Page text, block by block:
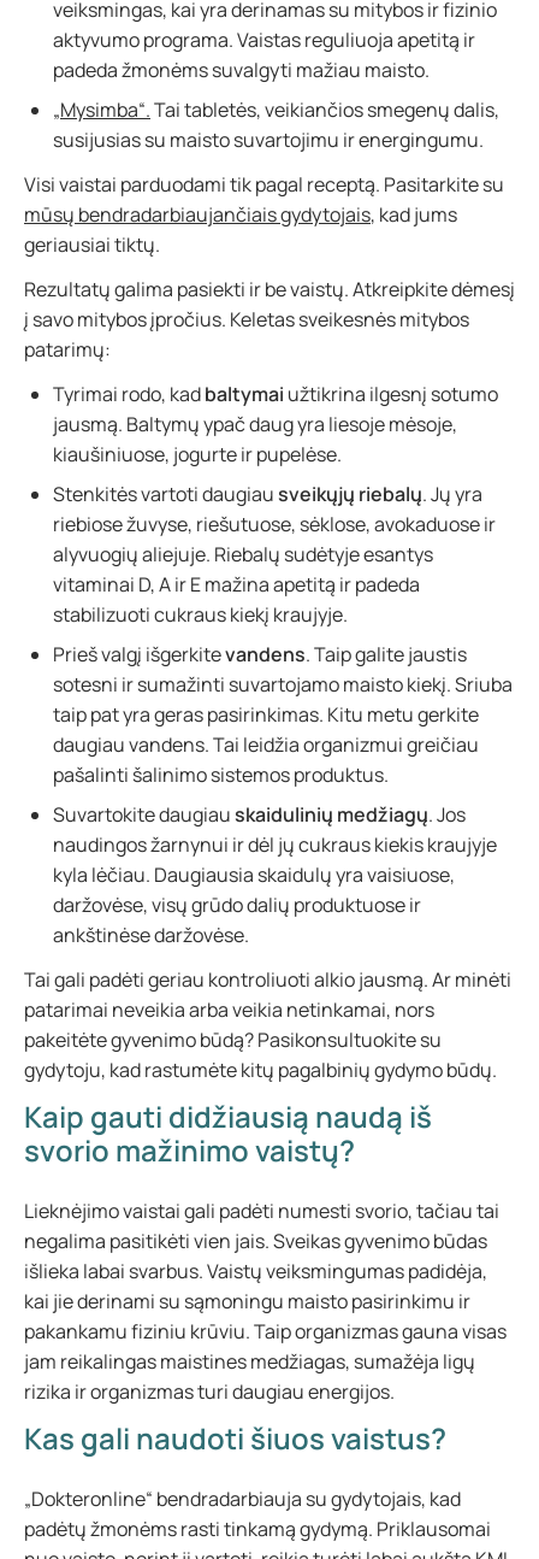
veiksmingas, kai yra derinamas su mitybos ir fizinio
aktyvumo programa. Vaistas reguliuoja apetitą ir
padeda žmonėms suvalgyti mažiau maisto.
„Mysimba“.Tai tabletės, veikiančios smegenų dalis,
susijusias su maisto suvartojimu ir energingumu.
Visi vaistai parduodami tik pagal receptą. Pasitarkite su
mūsų bendradarbiaujančiais gydytojais, kad jums
geriausiai tiktų.
Rezultatų galima pasiekti ir be vaistų. Atkreipkite dėmesį
į savo mitybos įpročius. Keletas sveikesnės mitybos
patarimų:
Tyrimai rodo, kadbaltymai užtikrina ilgesnį sotumo
jausmą. Baltymų ypač daug yra liesoje mėsoje,
kiaušiniuose, jogurte ir pupelėse.
Stenkitės vartoti daugiausveikųjų riebalų. Jų yra
riebiose žuvyse, riešutuose, sėklose, avokaduose ir
alyvuogių aliejuje. Riebalų sudėtyje esantys
vitaminai D, A ir E mažina apetitą ir padeda
stabilizuoti cukraus kiekį kraujyje.
Prieš valgį išgerkitevandens. Taip galite jaustis
sotesni ir sumažinti suvartojamo maisto kiekį. Sriuba
taip pat yra geras pasirinkimas. Kitu metu gerkite
daugiau vandens. Tai leidžia organizmui greičiau
pašalinti šalinimo sistemos produktus.
Suvartokite daugiauskaidulinių medžiagų. Jos
naudingos žarnynui ir dėl jų cukraus kiekis kraujyje
kyla lėčiau. Daugiausia skaidulų yra vaisiuose,
daržovėse, visų grūdo dalių produktuose ir
ankštinėse daržovėse.
Tai gali padėti geriau kontroliuoti alkio jausmą. Ar minėti
patarimai neveikia arba veikia netinkamai, nors
pakeitėte gyvenimo būdą? Pasikonsultuokite su
gydytoju, kad rastumėte kitų pagalbinių gydymo būdų.
Kaip gauti didžiausią naudą iš
svorio mažinimo vaistų?
Lieknėjimo vaistai gali padėti numesti svorio, tačiau tai
negalima pasitikėti vien jais. Sveikas gyvenimo būdas
išlieka labai svarbus. Vaistų veiksmingumas padidėja,
kai jie derinami su sąmoningu maisto pasirinkimu ir
pakankamu fiziniu krūviu. Taip organizmas gauna visas
jam reikalingas maistines medžiagas, sumažėja ligų
rizika ir organizmas turi daugiau energijos.
Kas gali naudoti šiuos vaistus?
„Dokteronline“ bendradarbiauja su gydytojais, kad
padėtų žmonėms rasti tinkamą gydymą. Priklausomai